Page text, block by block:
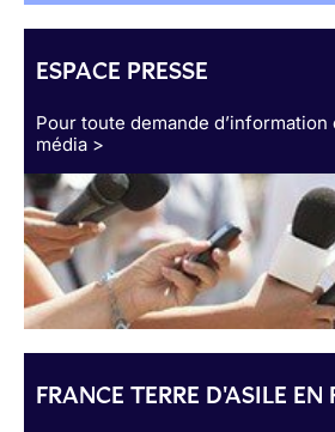
ESPACE PRESSE
Pour toute demande
média >
FRANCE TERRE D'ASILE EN